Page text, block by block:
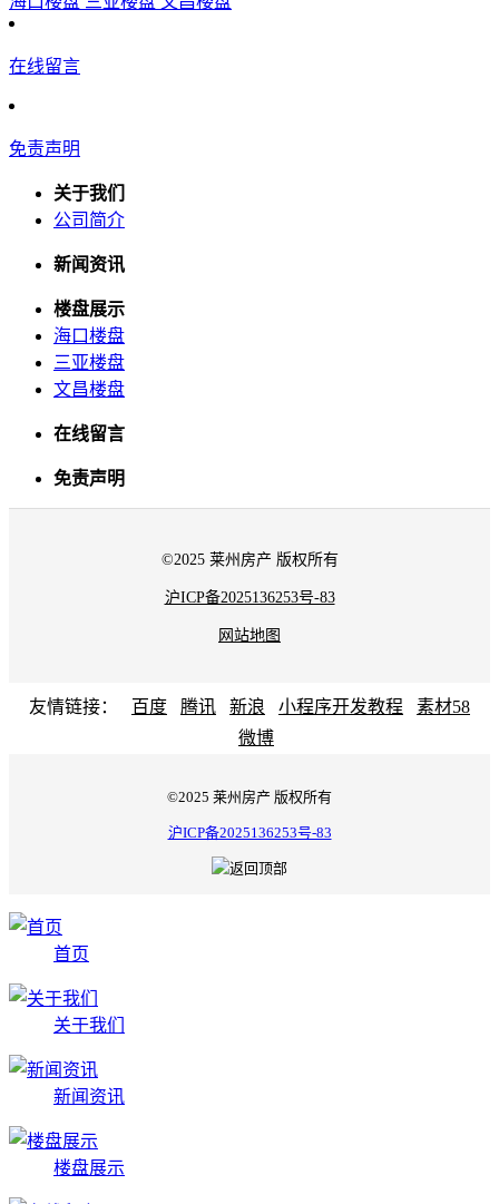
在线留言
免责声明
关于我们
公司简介
新闻资讯
楼盘展示
海口楼盘
三亚楼盘
文昌楼盘
在线留言
免责声明
©2025 莱州房产 版权所有
沪ICP备2025136253号-83
网站地图
友情链接： 百度 腾讯 新浪 小程序开发教程
素材58
微博
©2025 莱州房产 版权所有
沪ICP备2025136253号-83
首页
关于我们
新闻资讯
楼盘展示